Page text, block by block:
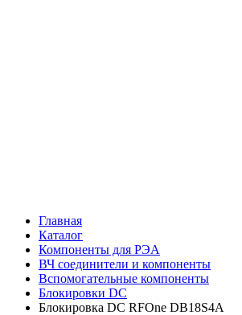
Главная
Каталог
Компоненты для РЭА
ВЧ соединители и компоненты
Вспомогательные компоненты
Блокировки DC
Блокировка DC RFOne DB18S4A